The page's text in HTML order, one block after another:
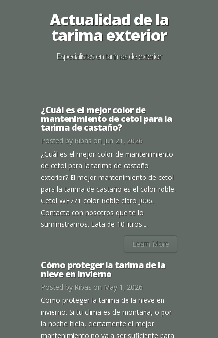
Actualidad de la
tarima exterior
Especialistas en tarimas de exterior
¿Cuál es el mejor color de
mantenimiento de cetol para la
tarima de castaño?
Posted by Ribas on Jun 21, 2026
¿Cuál es el mejor color de mantenimiento
de cetol para la tarima de castaño
exterior? El mejor mantenimiento de cetol
para la tarima de castaño es el color roble.
Cetol WF771 color Roble claro J006.
Contacta con nosotros que te lo
suministramos. Lata de 10 litros....
Learn More
Cómo proteger la tarima de la
nieve en invierno
Posted by Ribas on May 1, 2026
Cómo proteger la tarima de la nieve en
invierno. Si tu clima es de montaña, o por
la noche hiela, ciertamente el mejor
mantenimiento no va a ser suficiente para